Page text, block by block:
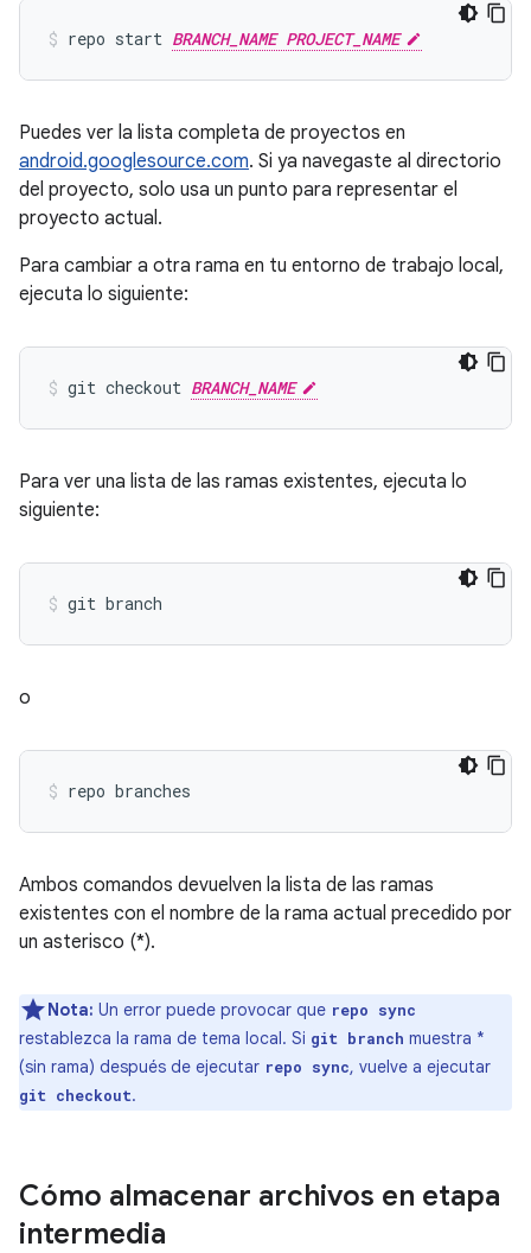
repo start BRANCH_NAME PROJECT_NAME
Puedes ver la lista completa de proyectos en
android.googlesource.com. Si ya navegaste al directorio
del proyecto, solo usa un punto para representar el
proyecto actual.
Para cambiar a otra rama en tu entorno de trabajo local,
ejecuta lo siguiente:
git checkout BRANCH_NAME
Para ver una lista de las ramas existentes, ejecuta lo
siguiente:
o
Ambos comandos devuelven la lista de las ramas
existentes con el nombre de la rama actual precedido por
un asterisco (*).
Nota: Un error puede provocar que repo sync
restablezca la rama de tema local. Si git branch muestra *
(sin rama) después de ejecutar repo sync, vuelve a ejecutar
git checkout.
Cómo almacenar archivos en etapa
intermedia